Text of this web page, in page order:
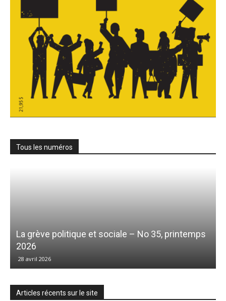
Tous les numéros
La grève politique et sociale – No 35, printemps
2026
28 avril 2026
Articles récents sur le site